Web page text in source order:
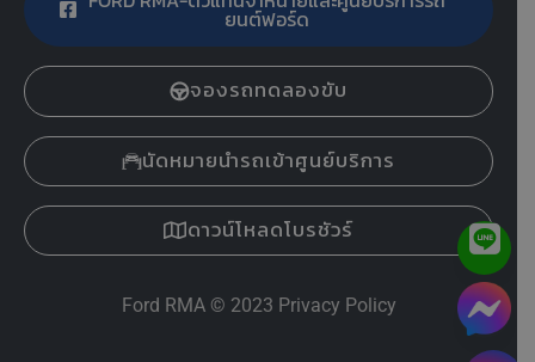
ยนต์ฟอร์ด
จองรถทดลองขับ
นัดหมายนำรถเข้าศูนย์บริการ
ดาวน์โหลดโบรชัวร์
Ford RMA© 2023 Privacy Policy